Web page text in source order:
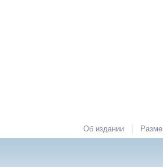
Об издании |